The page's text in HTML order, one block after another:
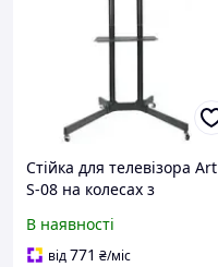
Стійка для телевізора Art
S-08 на колесах з
нахилу
В наявності
від771 ₴/міс